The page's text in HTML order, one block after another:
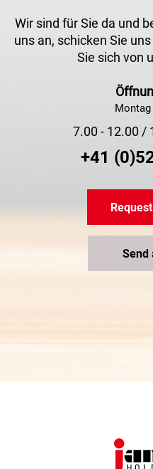
Wir sind für Sie da und
uns an, schicken Sie
Sie sich von
7.00 - 12.00 /
+41
Send